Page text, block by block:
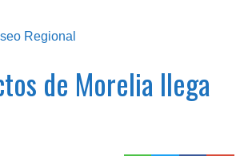
de Morelia llega